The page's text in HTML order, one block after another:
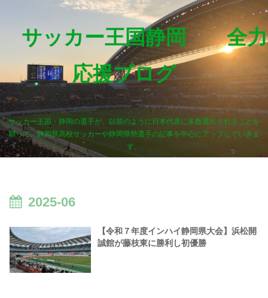
サッカー王国静岡 全力
応援ブログ
サッカー王国・静岡の選手が、以前のように日本代表に多数選出されることを
願って、静岡県高校サッカーや静岡県勢選手の記事を中心にアップしていきま
す。
2025-06
【令和７年度インハイ静岡県大会】浜松開
誠館が藤枝東に勝利し初優勝